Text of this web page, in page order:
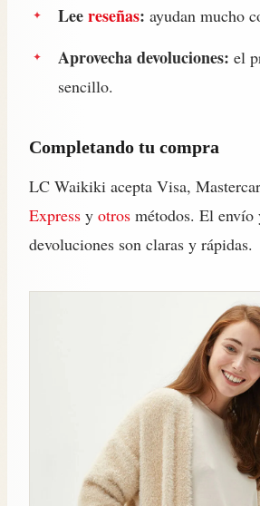
Leereseñas: ayudan mucho
Aprovecha devoluciones: el
sencillo.
Completando tu compra
LC Waikiki acepta Visa,
Express y otros métodos. El envío
devoluciones son claras y rápidas.